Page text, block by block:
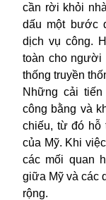
cần rời khỏi
dấu một bước
dịch vụ công.
toàn cho người
thống truyền
Những cải
công bằng và
chiếu, từ đó hỗ
của Mỹ. Khi
các mối quan
giữa Mỹ và các
rộng.